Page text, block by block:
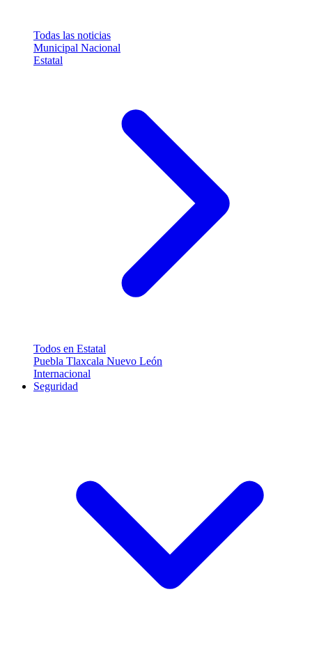
Todas las noticias
Municipal Nacional
Estatal
Todos en Estatal
Puebla Tlaxcala Nuevo León
Internacional
Seguridad